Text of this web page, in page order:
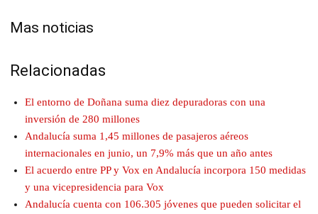
Mas noticias
Relacionadas
El entorno de Doñana suma diez depuradoras con una
inversión de 280 millones
Andalucía suma 1,45 millones de pasajeros aéreos
internacionales en junio, un 7,9% más que un año antes
El acuerdo entre PP y Vox en Andalucía incorpora 150 medidas
y una vicepresidencia para Vox
Andalucía cuenta con 106.305 jóvenes que pueden solicitar el